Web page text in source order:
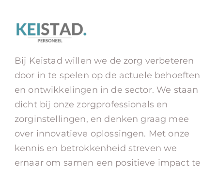
Bij Keistad willen we de zorg verbeteren
door in te spelen op de actuele behoeften
en ontwikkelingen in de sector. We staan
dicht bij onze zorgprofessionals en
zorginstellingen, en denken graag mee
over innovatieve oplossingen. Met onze
kennis en betrokkenheid streven we
ernaar om samen een positieve impact te